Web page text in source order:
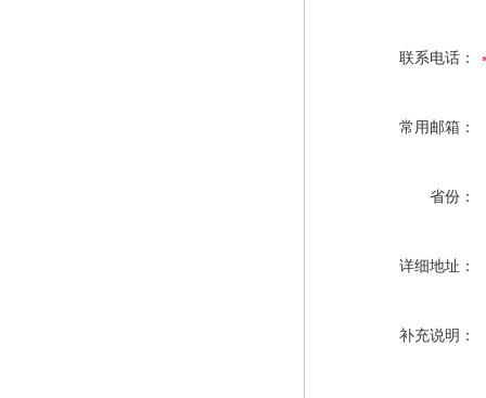
联系电话：
常用邮箱：
省份：
详细地址：
补充说明：